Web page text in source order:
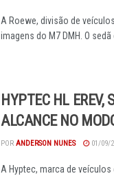
A Roewe, divisão de
imagens do M7 DMH. O sedã
HYPTEC HL EREV,
ALCANCE NO
POR ANDERSON NUNES 01/09/
A Hyptec, marca de